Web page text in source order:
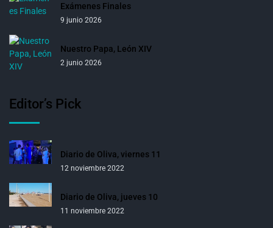
Exámenes Finales
9 junio 2026
Nuestro Papa, León XIV
2 junio 2026
Editor’s Pick
Diario de Oliva, viernes 11
12 noviembre 2022
Diario de Oliva, jueves 10
11 noviembre 2022